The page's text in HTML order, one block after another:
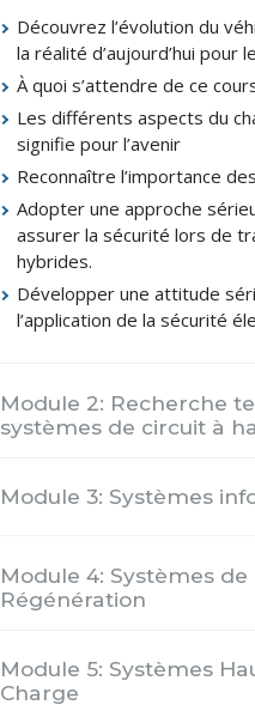
Découvrez l’évolution du
la réalité d’aujourd’hui pour
À quoi s’attendre de ce
Les différents aspects du
signifie pour l’avenir
Reconnaître l’importance
Adopter une approche
assurer la sécurité lors de
hybrides.
Développer une attitude
l’application de la sécurité
Module 2: Recherche
systèmes de circuit à
Module 3: Systèmes
Module 4: Systèmes
Régénération
Module 5: Systèmes
Charge